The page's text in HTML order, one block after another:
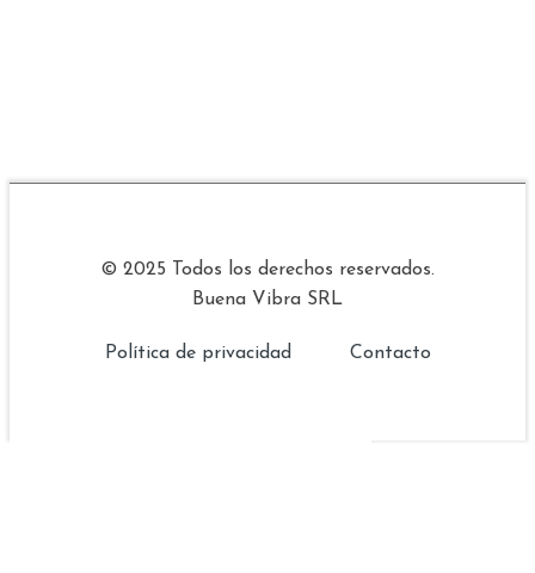
© 2025 Todos los derechos reservados.
Buena Vibra SRL
Política de privacidad Contacto